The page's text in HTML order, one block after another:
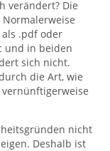
verändert? Die
.pdf oder
und in beiden
sich nicht.
die Art, wie
nicht
Deshalb ist